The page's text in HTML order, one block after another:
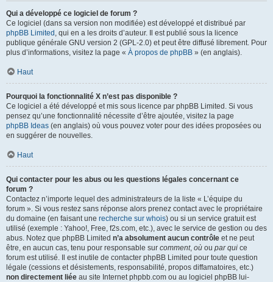
Qui a développé ce logiciel de forum ?
Ce logiciel (dans sa version non modifiée) est développé et distribué par
phpBB Limited , qui en a les droits d’auteur. Il est publié sous la licence
publique générale GNU version 2 (GPL-2.0) et peut être diffusé librement. Pour
plus d’informations, visitez la page « À propos de phpBB » (en anglais).
Haut
Pourquoi la fonctionnalité X n’est pas disponible ?
Ce logiciel a été développé et mis sous licence par phpBB Limited. Si vous
pensez qu’une fonctionnalité nécessite d’être ajoutée, visitez la page
phpBB Ideas (en anglais) où vous pouvez voter pour des idées proposées ou
en suggérer de nouvelles.
Haut
Qui contacter pour les abus ou les questions légales concernant ce
forum ?
Contactez n’importe lequel des administrateurs de la liste « L’équipe du
forum ». Si vous restez sans réponse alors prenez contact avec le propriétaire
du domaine (en faisant une recherche sur whois) ou si un service gratuit est
utilisé (exemple : Yahoo!, Free, f2s.com, etc.), avec le service de gestion ou des
abus. Notez que phpBB Limited n’a absolument aucun contrôle et ne peut
être, en aucun cas, tenu pour responsable sur comment, où ou par qui ce
forum est utilisé. Il est inutile de contacter phpBB Limited pour toute question
légale (cessions et désistements, responsabilité, propos diffamatoires, etc.)
non directement liée au site Internet phpbb.com ou au logiciel phpBB lui-